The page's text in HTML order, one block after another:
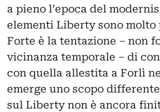
a pieno l’epoca del
elementi Liberty sono
Forte è la tentazione – non
vicinanza temporale – di
con quella allestita a Forlì
emerge uno scopo
sul Liberty non è ancora